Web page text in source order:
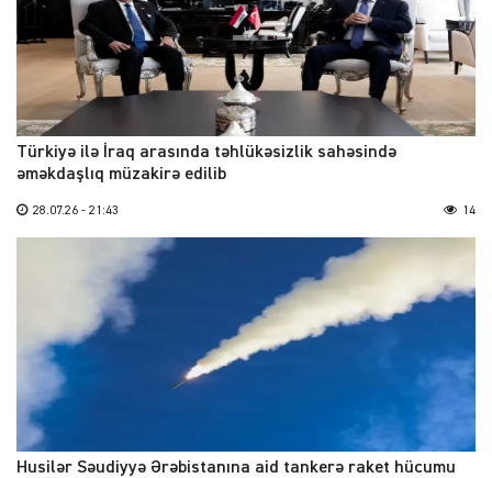
Türkiyə ilə İraq arasında təhlükəsizlik sahəsində
əməkdaşlıq müzakirə edilib
28.07.26 - 21:43 14
Husilər Səudiyyə Ərəbistanına aid tankerə raket hücumu